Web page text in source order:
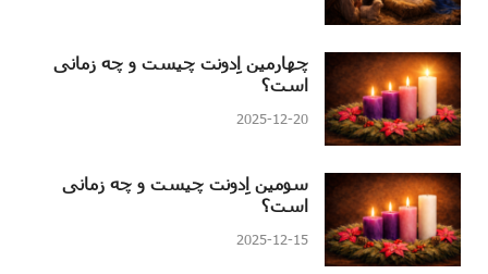
چهارمین اِدونت چیست و چه زمانی
است؟
2025-12-20
سومین اِدونت چیست و چه زمانی
است؟
2025-12-15